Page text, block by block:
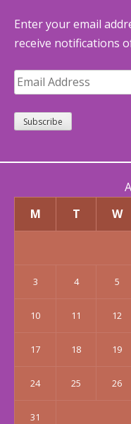
Enter your email
receive notifications
Email
Address
Subscribe
M
T W
3 4 5
10 11 12
17 18 19
24 25 26
31